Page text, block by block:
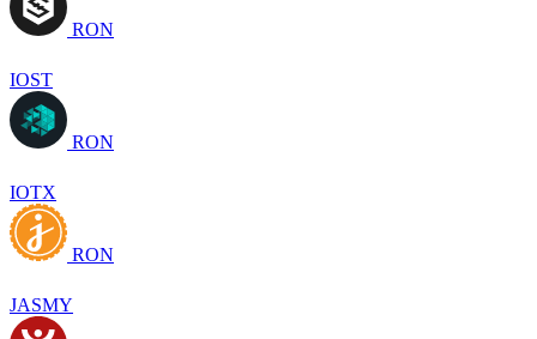
RON
IOST
RON
IOTX
RON
JASMY